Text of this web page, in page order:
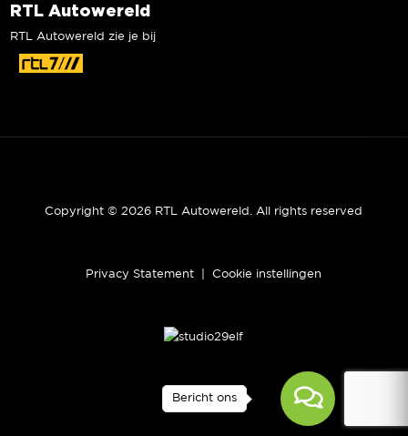
Bericht ons
RTL Autowereld
RTL Autowereld zie je bij
Copyright © 2026 RTL Autowereld. All rights reserved
Privacy Statement Cookie instellingen